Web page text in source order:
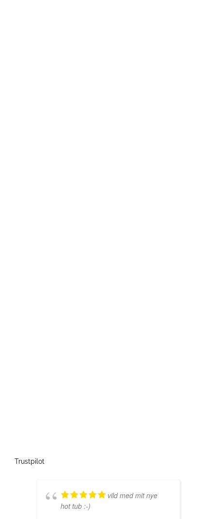
Trustpilot
vild med mit nye
hot tub :-)